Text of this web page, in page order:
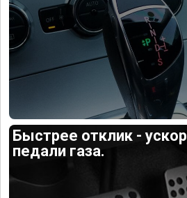
Быстрее отклик -
педали газа.